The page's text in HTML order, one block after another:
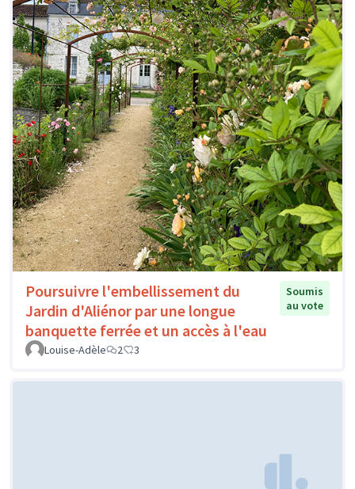
Poursuivre l'embellissement du
Jardin d'Aliénor par une longue
banquette ferrée et un accès à l'eau
Soumis
au vote
Louise-Adèle 2 3